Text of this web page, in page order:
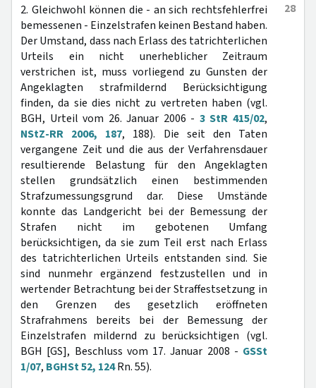
28
2. Gleichwohl können die - an sich rechtsfehlerfrei
bemessenen - Einzelstrafen keinen Bestand haben.
Der Umstand, dass nach Erlass des tatrichterlichen
Urteils ein nicht unerheblicher Zeitraum
verstrichen ist, muss vorliegend zu Gunsten der
Angeklagten strafmildernd Berücksichtigung
finden, da sie dies nicht zu vertreten haben (vgl.
BGH, Urteil vom 26. Januar 2006 - 3 StR 415/02,
NStZ-RR 2006, 187, 188). Die seit den Taten
vergangene Zeit und die aus der Verfahrensdauer
resultierende Belastung für den Angeklagten
stellen grundsätzlich einen bestimmenden
Strafzumessungsgrund dar. Diese Umstände
konnte das Landgericht bei der Bemessung der
Strafen nicht im gebotenen Umfang
berücksichtigen, da sie zum Teil erst nach Erlass
des tatrichterlichen Urteils entstanden sind. Sie
sind nunmehr ergänzend festzustellen und in
wertender Betrachtung bei der Straffestsetzung in
den Grenzen des gesetzlich eröffneten
Strafrahmens bereits bei der Bemessung der
Einzelstrafen mildernd zu berücksichtigen (vgl.
BGH [GS], Beschluss vom 17. Januar 2008 - GSSt
1/07, BGHSt 52, 124Rn. 55).